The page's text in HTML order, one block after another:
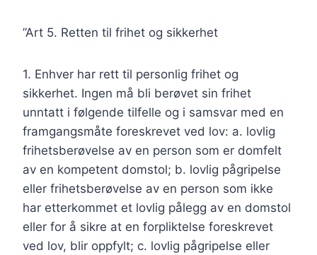
”Art 5. Retten til frihet og sikkerhet
1. Enhver har rett til personlig frihet og
sikkerhet. Ingen må bli berøvet sin frihet
unntatt i følgende tilfelle og i samsvar med en
framgangsmåte foreskrevet ved lov: a. lovlig
frihetsberøvelse av en person som er domfelt
av en kompetent domstol; b. lovlig pågripelse
eller frihetsberøvelse av en person som ikke
har etterkommet et lovlig pålegg av en domstol
eller for å sikre at en forpliktelse foreskrevet
ved lov, blir oppfylt; c. lovlig pågripelse eller